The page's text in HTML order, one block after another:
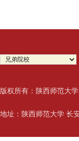
版权所有：陕西师范大
地址：陕西师范大学 长